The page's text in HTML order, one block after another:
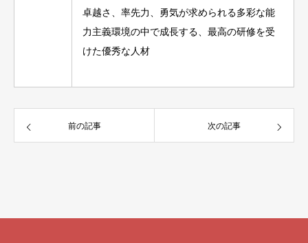
卓越さ、率先力、勇気が求められる多彩な能
力主義環境の中で成長する、最高の研修を受
けた優秀な人材
前の記事 次の記事